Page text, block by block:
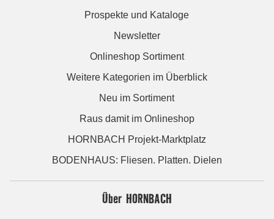
Prospekte und Kataloge
Newsletter
Onlineshop Sortiment
Weitere Kategorien im Überblick
Neu im Sortiment
Raus damit im Onlineshop
HORNBACH Projekt-Marktplatz
BODENHAUS: Fliesen. Platten. Dielen
Über HORNBACH